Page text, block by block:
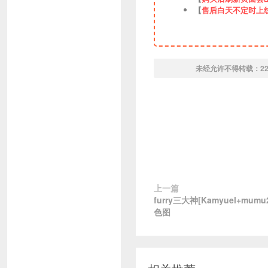
【售后白天不定时上
未经允许不得转载：
上一篇
furry三大神
色图